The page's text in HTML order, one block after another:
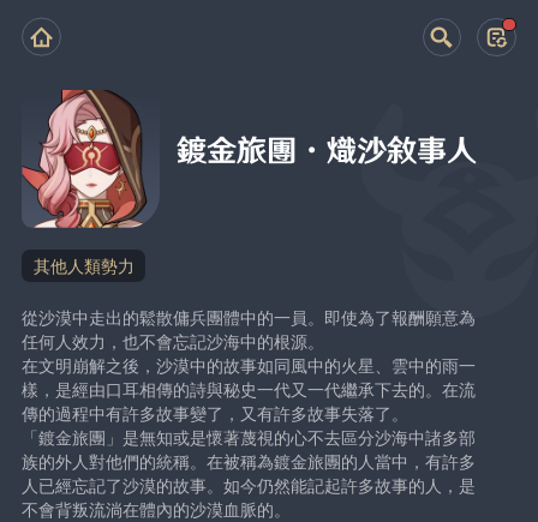
鍍金旅團·熾沙敘事人
其他人類勢力
從沙漠中走出的鬆散傭兵團體中的一員。即使為了報酬願意為
任何人效力，也不會忘記沙海中的根源。
在文明崩解之後，沙漠中的故事如同風中的火星、雲中的雨一
樣，是經由口耳相傳的詩與秘史一代又一代繼承下去的。在流
傳的過程中有許多故事變了，又有許多故事失落了。
「鍍金旅團」是無知或是懷著蔑視的心不去區分沙海中諸多部
族的外人對他們的統稱。在被稱為鍍金旅團的人當中，有許多
人已經忘記了沙漠的故事。如今仍然能記起許多故事的人，是
不會背叛流淌在體內的沙漠血脈的。